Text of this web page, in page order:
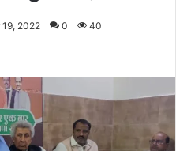
2022 0 40